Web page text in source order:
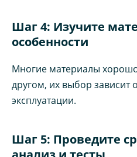
Шаг 4: Изучите
особенности
Многие материалы хорошо
другом, их выбор зависит
эксплуатации.
Шаг 5: Проведите